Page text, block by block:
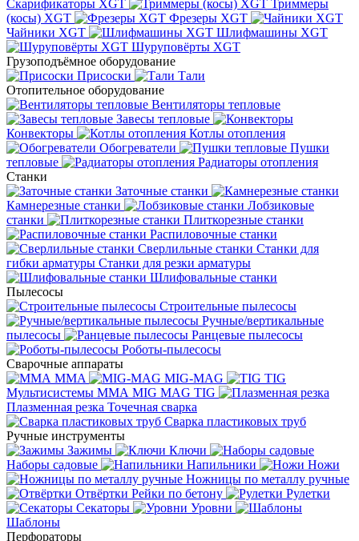
Скарификаторы XGT
Триммеры
(косы) XGT
Фрезеры XGT
Чайники XGT
Шлифмашины XGT
Шуруповёрты XGT
Грузоподъёмное оборудование
Присоски
Тали
Отопительное оборудование
Вентиляторы тепловые
Завесы тепловые
Конвекторы
Котлы отопления
Обогреватели
Пушки
тепловые
Радиаторы отопления
Станки
Заточные станки
Камнерезные станки
Лобзиковые
станки
Плиткорезные станки
Распиловочные станки
Сверлильные станки Станки для
гибки арматуры Станки для резки арматуры
Шлифовальные станки
Пылесосы
Строительные пылесосы
Ручные/вертикальные
пылесосы
Ранцевые пылесосы
Роботы-пылесосы
Сварочные аппараты
MMA
MIG-MAG
TIG
Мультисистемы ММА MIG MAG TIG
Плазменная резка Точечная сварка
Cварка пластиковых труб
Ручные инструменты
Зажимы
Ключи
Наборы садовые
Напильники
Ножи
Ножницы по металлу ручные
Отвёртки Рейки по бетону
Рулетки
Секаторы
Уровни
Шаблоны
Перфораторы